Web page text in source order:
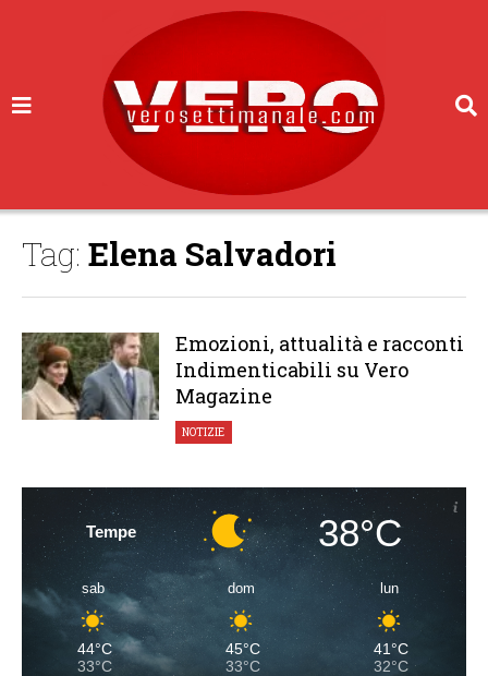
Tag: Elena Salvadori
Emozioni, attualità e racconti
Indimenticabili su Vero
Magazine
NOTIZIE
Tempe 38°C
sab
44°C
33°C
dom
45°C
33°C
lun
41°C
32°C